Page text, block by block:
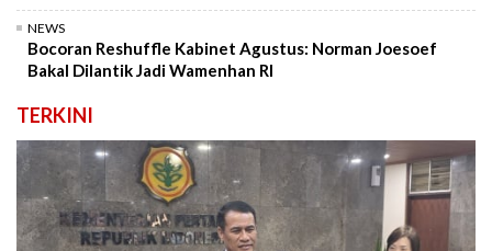
NEWS
Bocoran Reshuffle Kabinet Agustus: Norman Joesoef
Bakal Dilantik Jadi Wamenhan RI
TERKINI